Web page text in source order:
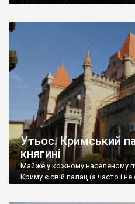
Ніжин греки?
Утьос. Кримський
княгині
Майже у кожному населеному
Криму є свій палац (а часто і